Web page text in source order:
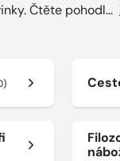
Čtěte pohodl...